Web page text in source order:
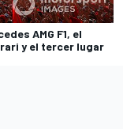
AMG F1, el
y el tercer lugar